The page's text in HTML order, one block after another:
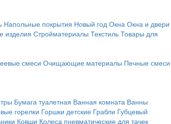
Напольные покрытия Новый год Окна Окна и двери
изделия Стройматериалы Текстиль Товары для
смеси Очищающие материалы Печные смеси
Бумага туалетная Ванная комната Ванны
горелки Горшки детские Грабли Губцевый
Ковши Колеса пневматические для тачек